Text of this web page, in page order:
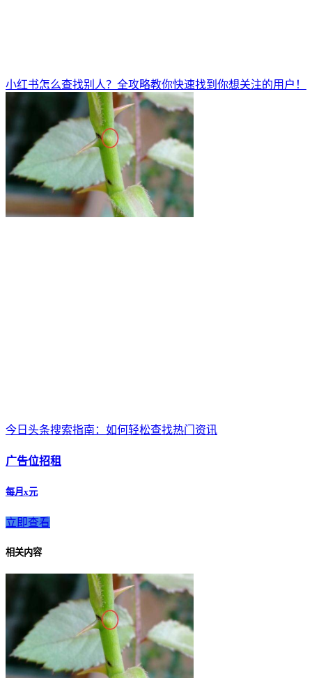
小红书怎么查找别人？全攻略教你快速找到你想关注的用户！
今日头条搜索指南：如何轻松查找热门资讯
广告位招租
每月x元
立即查看
相关内容